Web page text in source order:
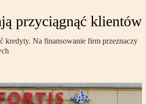
przyciągnąć klientów
kredyty. Na finansowanie firm przeznaczy